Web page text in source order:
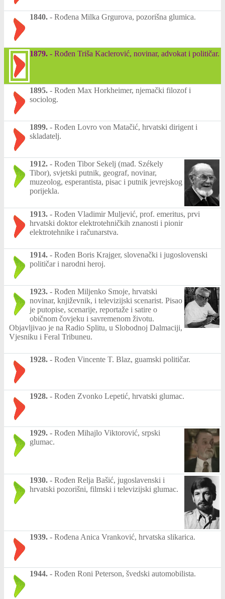
1840. - Rođena Milka Grgurova, pozorišna glumica.
1879. - Rođen Triša Kaclerović, novinar, advokat i političar.
1895. - Rođen Max Horkheimer, njemački filozof i
sociolog.
1899. - Rođen Lovro von Matačić, hrvatski dirigent i
skladatelj.
1912. - Rođen Tibor Sekelj (mađ. Székely
Tibor), svjetski putnik, geograf, novinar,
muzeolog, esperantista, pisac i putnik jevrejskog
porijekla.
1913. - Rođen Vladimir Muljević, prof. emeritus, prvi
hrvatski doktor elektrotehničkih znanosti i pionir
elektrotehnike i računarstva.
1914. - Rođen Boris Krajger, slovenački i jugoslovenski
političar i narodni heroj.
1923. - Rođen Miljenko Smoje, hrvatski
novinar, književnik, i televizijski scenarist. Pisao
je putopise, scenarije, reportaže i satire o
običnom čovjeku i savremenom životu.
Objavljivao je na Radio Splitu, u Slobodnoj Dalmaciji,
Vjesniku i Feral Tribuneu.
1928. - Rođen Vincente T. Blaz, guamski političar.
1928. - Rođen Zvonko Lepetić, hrvatski glumac.
1929. - Rođen Mihajlo Viktorović, srpski
glumac.
1930. - Rođen Relja Bašić, jugoslavenski i
hrvatski pozorišni, filmski i televizijski glumac.
1939. - Rođena Anica Vranković, hrvatska slikarica.
1944. - Rođen Roni Peterson, švedski automobilista.